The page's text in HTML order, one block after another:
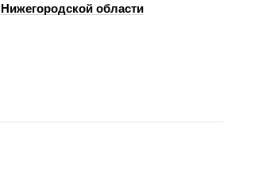
Нижегородской области